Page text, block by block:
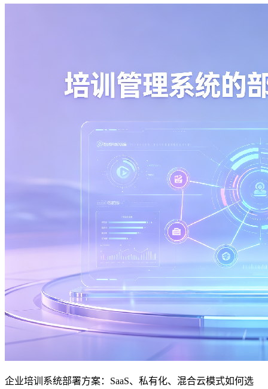
企业培训系统部署方案：SaaS、私有化、混合云模式如何选